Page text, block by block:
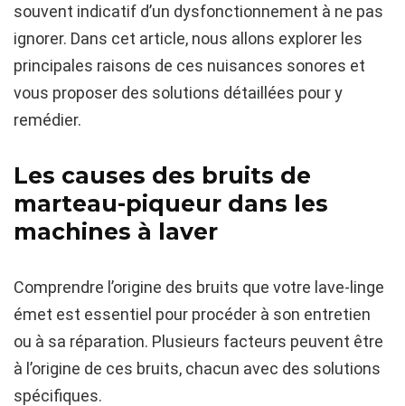
souvent indicatif d’un dysfonctionnement à ne pas
ignorer. Dans cet article, nous allons explorer les
principales raisons de ces nuisances sonores et
vous proposer des solutions détaillées pour y
remédier.
Les causes des bruits de
marteau-piqueur dans les
machines à laver
Comprendre l’origine des bruits que votre lave-linge
émet est essentiel pour procéder à son entretien
ou à sa réparation. Plusieurs facteurs peuvent être
à l’origine de ces bruits, chacun avec des solutions
spécifiques.